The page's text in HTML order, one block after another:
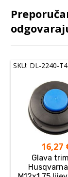
SKU: DL-2240-
16,27
Glava